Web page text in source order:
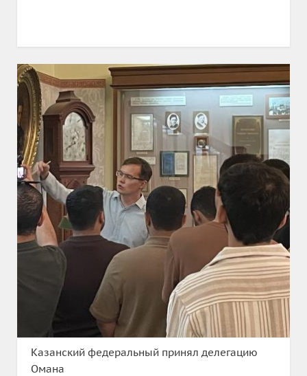
Казанский федеральный принял делегацию
Омана